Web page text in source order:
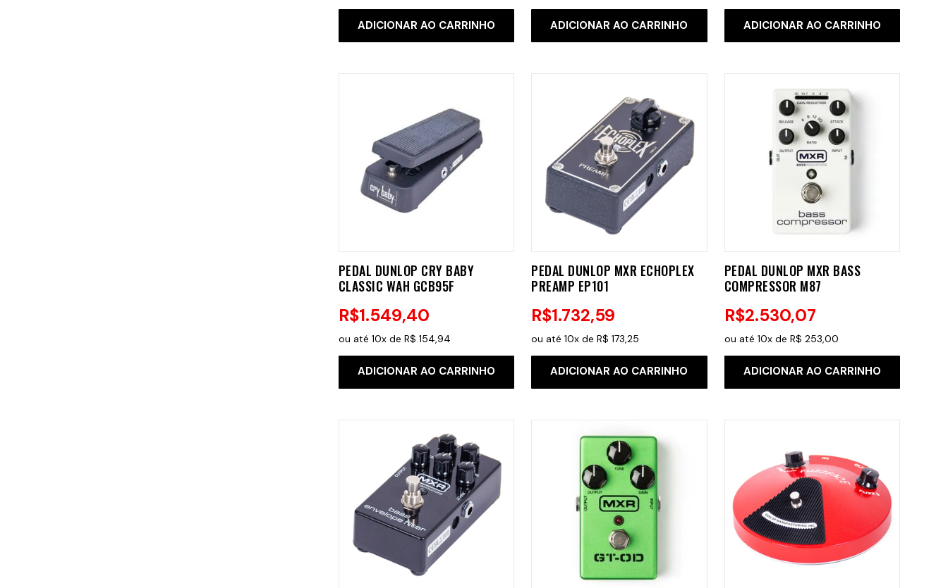
ADICIONAR AO CARRINHO ADICIONAR AO CARRINHO ADICIONAR AO CARRINHO
PEDAL DUNLOP CRY BABY
CLASSIC WAH GCB95F
R$1.549,40
ou até 10x de R$ 154 94
ADICIONAR AO CARRINHO
PEDAL DUNLOP MXR ECHOPLEX
PREAMP EP101
R$1.732,59
ou até10x deR$ 173 ,25
ADICIONAR AO CARRINHO
PEDAL DUNLOP MXR BASS
COMPRESSOR M87
R$2.530,07
ou até 10x de R$ 253 00
ADICIONAR AO CARRINHO